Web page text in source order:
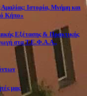
Ιστορία, Μνήμη και
Κήπο»
Εξέτασης & Πρακτικής
στα Τ.Ε.Φ.Α.Α.,
μας